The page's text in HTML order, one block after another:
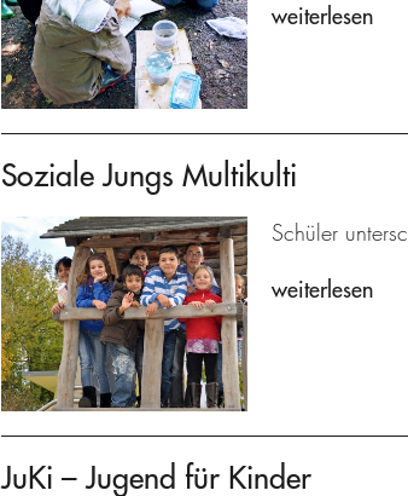
weiterlesen
Soziale Jungs Multikulti
Schüler
weiterlesen
JuKi – Jugend für Kinder